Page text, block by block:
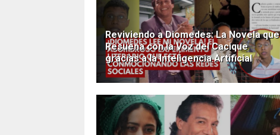
Reviviendo a Diomedes: La Novela que
Resuena con la Voz del Cacique
gracias a la Inteligencia Artificial